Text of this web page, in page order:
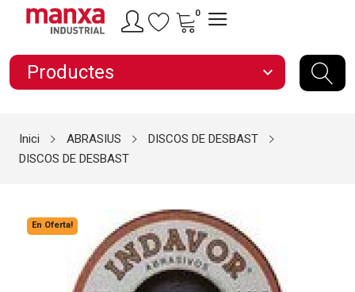
0
Productes expand_more
Inici ABRASIUS
DISCOS DE DESBAST
DISCOS DE DESBAST
En Oferta!